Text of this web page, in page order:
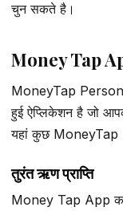
चुन सकते है।
Money Tap
MoneyTap
हुई ऐप्लिकेशन है जो
यहां कुछ MoneyTap
तुरंत ऋण प्राप्ति
Money Tap App